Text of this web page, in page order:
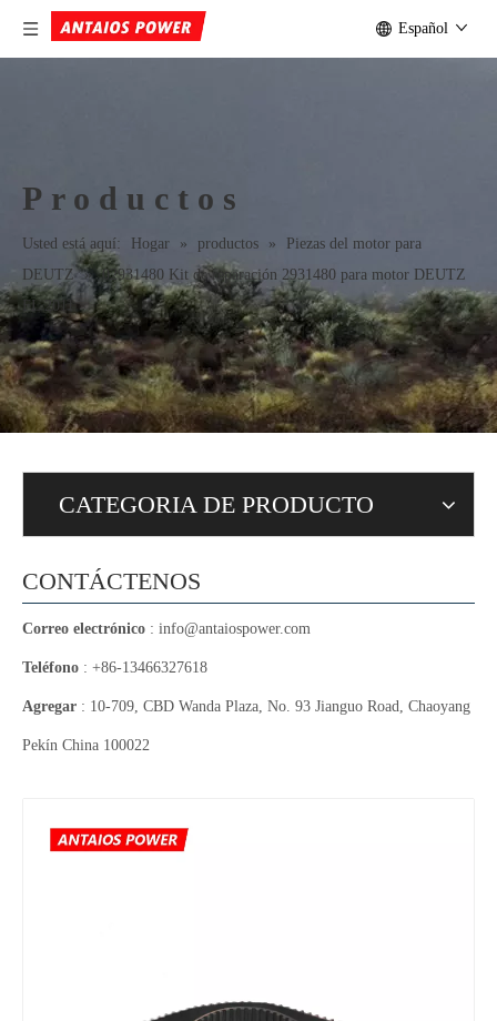
Español
Productos
Usted está aquí: Hogar » productos »
Piezas del motor para
DEUTZ
» 02931480 Kit de reparación 2931480 para motor DEUTZ
FL 2011
CATEGORIA DE PRODUCTO
CONTÁCTENOS
Correo electrónico : info@antaiospower.com
Teléfono : +86-13466327618
Agregar : 10-709, CBD Wanda Plaza, No. 93 Jianguo Road, Chaoyang
Pekín China 100022